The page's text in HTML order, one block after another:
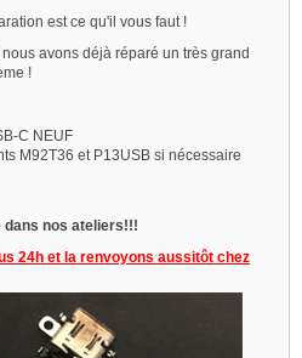
est ce qu'il vous faut !
avons déjà réparé un très grand
!
C NEUF
M92T36 et P13USB si nécessaire
dans nos ateliers!!!
24h et la renvoyons aussitôt chez